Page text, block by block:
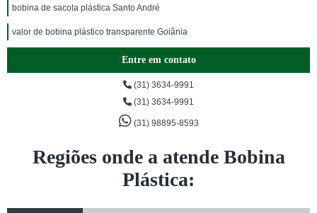
bobina de sacola plástica Santo André
valor de bobina plástico transparente Goiânia
Entre em contato
(31) 3634-9991
(31) 3634-9991
(31) 98895-8593
Regiões onde a atende Bobina
Plástica: